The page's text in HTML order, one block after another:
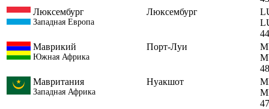
Люксембург
Западная Европа
Люксембург
Маврикий
Южная Африка
Порт-Луи
Мавритания
Западная Африка
Нуакшот